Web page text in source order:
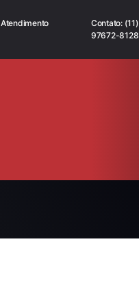
Atendimento
Contato: (11)
97672-8128